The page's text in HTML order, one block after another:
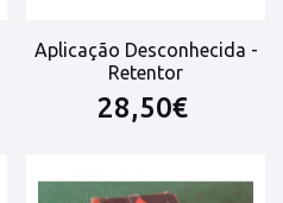
Aplicação Desconhecida -
Retentor
28,50€